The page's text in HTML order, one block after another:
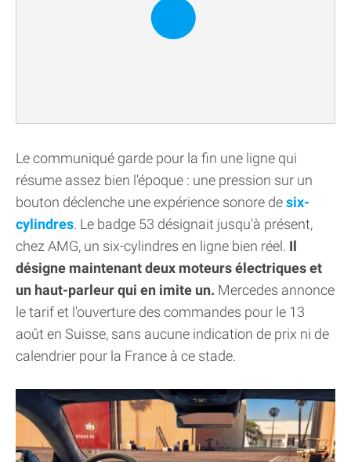
Le communiqué garde pour la fin une ligne qui
résume assez bien l'époque : une pression sur un
bouton déclenche une expérience sonore desix-
cylindres. Le badge 53 désignait jusqu'à présent,
chez AMG, un six-cylindres en ligne bien réel. Il
désigne maintenant deux moteurs électriques et
un haut-parleur qui en imite un. Mercedes annonce
le tarif et l'ouverture des commandes pour le 13
août en Suisse, sans aucune indication de prix ni de
calendrier pour la France à ce stade.